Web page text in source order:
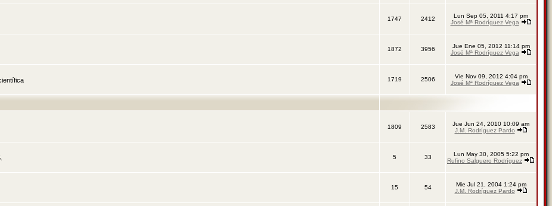
1747 2412
Lun Sep 05, 2011 4:17 pm
José Mª Rodríguez Vega
1872 3956
Jue Ene 05, 2012 11:14 pm
José Mª Rodríguez Vega
1719 2506
Vie Nov 09, 2012 4:04 pm
José Mª Rodríguez Vega
1809 2583
Jue Jun 24, 2010 10:09 am
J.M. Rodríguez Pardo
5 33
Lun May 30, 2005 5:22 pm
Rufino Salguero Rodríguez
15 54
Mie Jul 21, 2004 1:24 pm
J.M. Rodríguez Pardo